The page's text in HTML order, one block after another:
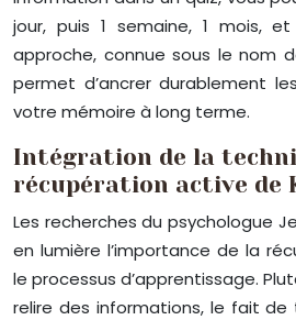
jour, puis 1 semaine, 1 mois,
approche, connue sous le nom
permet d’ancrer durablement
votre mémoire à long terme.
Intégration de la
récupération active de
Les recherches du psychologue
en lumière l’importance de la
le processus d’apprentissage.
relire des informations, le fait